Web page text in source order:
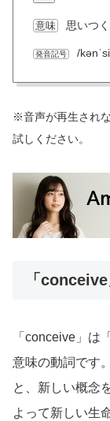
意味 思いつ
発音記号 /
※音声が再生され
試しください。
「
「conceive」は
意味の動詞です
と、新しい概念
よって新しい生